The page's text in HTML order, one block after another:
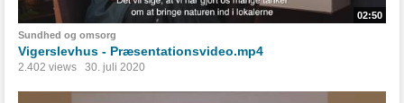
02:50
Sundhed og omsorg
Vigerslevhus - Præsentationsvideo.mp4
2.402 views 30. juli 2020